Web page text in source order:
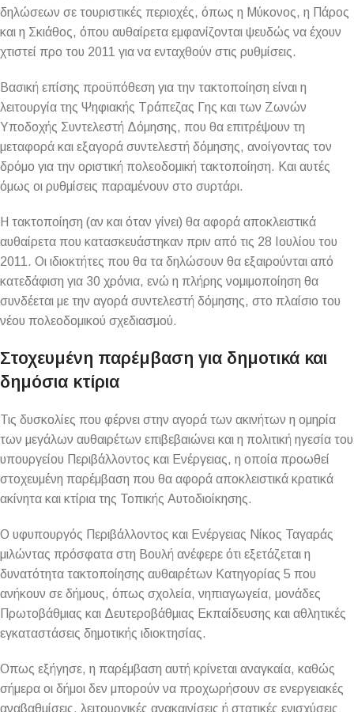
δηλώσεων σε τουριστικές περιοχές, όπως η Μύκονος, η Πάρος
και η Σκιάθος, όπου αυθαίρετα εμφανίζονται ψευδώς να έχουν
χτιστεί προ του 2011 για να ενταχθούν στις ρυθμίσεις.
Βασική επίσης προϋπόθεση για την τακτοποίηση είναι η
λειτουργία της Ψηφιακής Τράπεζας Γης και των Ζωνών
Υποδοχής Συντελεστή Δόμησης, που θα επιτρέψουν τη
μεταφορά και εξαγορά συντελεστή δόμησης, ανοίγοντας τον
δρόμο για την οριστική πολεοδομική τακτοποίηση. Και αυτές
όμως οι ρυθμίσεις παραμένουν στο συρτάρι.
Η τακτοποίηση (αν και όταν γίνει) θα αφορά αποκλειστικά
αυθαίρετα που κατασκευάστηκαν πριν από τις 28 Ιουλίου του
2011. Οι ιδιοκτήτες που θα τα δηλώσουν θα εξαιρούνται από
κατεδάφιση για 30 χρόνια, ενώ η πλήρης νομιμοποίηση θα
συνδέεται με την αγορά συντελεστή δόμησης, στο πλαίσιο του
νέου πολεοδομικού σχεδιασμού.
Στοχευμένη παρέμβαση για δημοτικά και
δημόσια κτίρια
Τις δυσκολίες που φέρνει στην αγορά των ακινήτων η ομηρία
των μεγάλων αυθαιρέτων επιβεβαιώνει και η πολιτική ηγεσία του
υπουργείου Περιβάλλοντος και Ενέργειας, η οποία προωθεί
στοχευμένη παρέμβαση που θα αφορά αποκλειστικά κρατικά
ακίνητα και κτίρια της Τοπικής Αυτοδιοίκησης.
Ο υφυπουργός Περιβάλλοντος και Ενέργειας Νίκος Ταγαράς
μιλώντας πρόσφατα στη Βουλή ανέφερε ότι εξετάζεται η
δυνατότητα τακτοποίησης αυθαιρέτων Κατηγορίας 5 που
ανήκουν σε δήμους, όπως σχολεία, νηπιαγωγεία, μονάδες
Πρωτοβάθμιας και Δευτεροβάθμιας Εκπαίδευσης και αθλητικές
εγκαταστάσεις δημοτικής ιδιοκτησίας.
Οπως εξήγησε, η παρέμβαση αυτή κρίνεται αναγκαία, καθώς
σήμερα οι δήμοι δεν μπορούν να προχωρήσουν σε ενεργειακές
αναβαθμίσεις, λειτουργικές ανακαινίσεις ή στατικές ενισχύσεις